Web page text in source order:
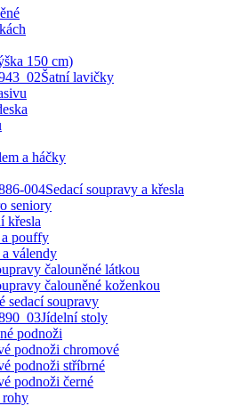
150 cm)
Šatní lavičky
a háčky
Sedací soupravy a křesla
seniory
křesla
pouffy
válendy
čalouněné látkou
čalouněné koženkou
sedací soupravy
Jídelní stoly
podnoži
podnoži chromové
podnoži stříbrné
podnoži černé
rohy